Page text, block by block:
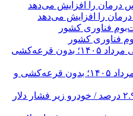
را افزایش می‌دهد
فناوری کشور
فروش فوری خودروهای وارداتی مرداد ۱۴۰۵؛ بدون قرعه‌کشی و